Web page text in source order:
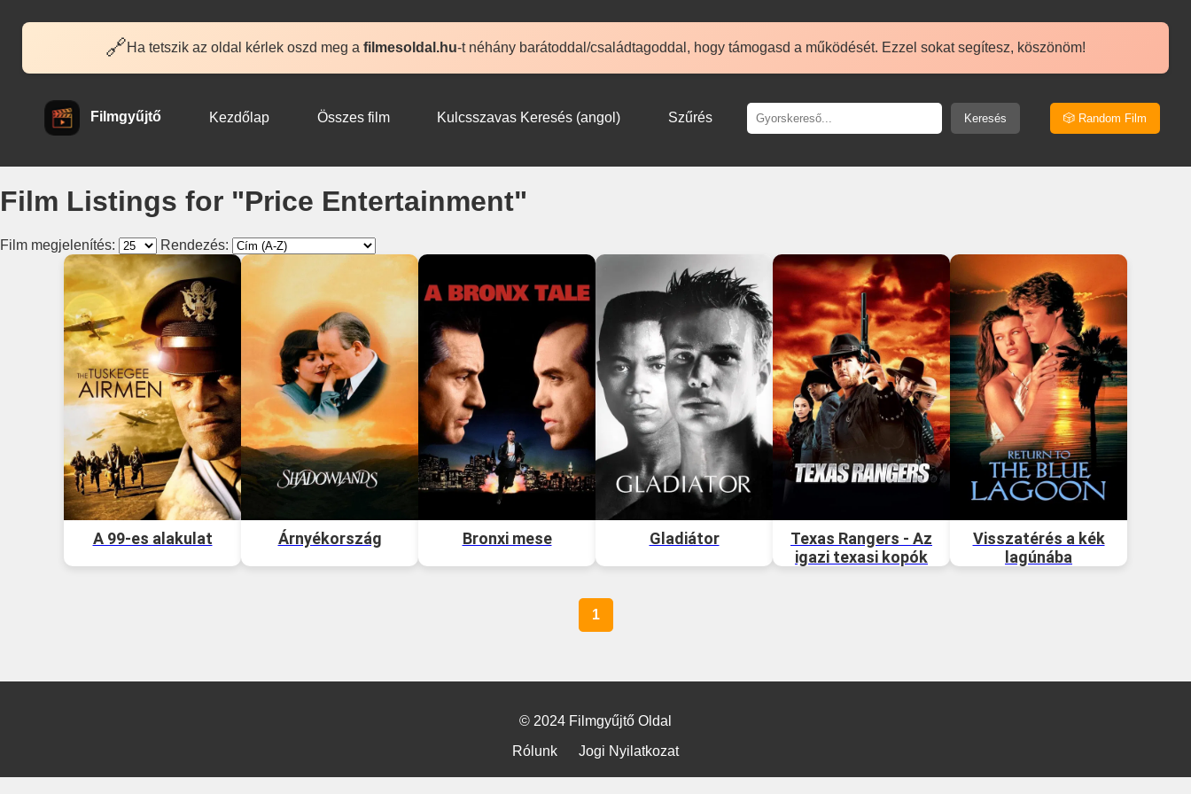
🔗Ha tetszik az oldal kérlek oszd meg a filmesoldal.hu-t néhány barátoddal/családtagoddal, hogy támogasd a működését. Ezzel sokat segítesz, köszönöm!
Filmgyűjtő Kezdőlap Összes film Kulcsszavas Keresés (angol) Szűrés Keresés 🎲 Random Film
Film Listings for "Price Entertainment"
Film megjelenítés: Rendezés:
A 99-es alakulat Árnyékország Bronxi mese Gladiátor
Texas Rangers - Az
igazi texasi kopók
Visszatérés a kék
lagúnába
1
© 2024 Filmgyűjtő Oldal
Rólunk
Jogi Nyilatkozat